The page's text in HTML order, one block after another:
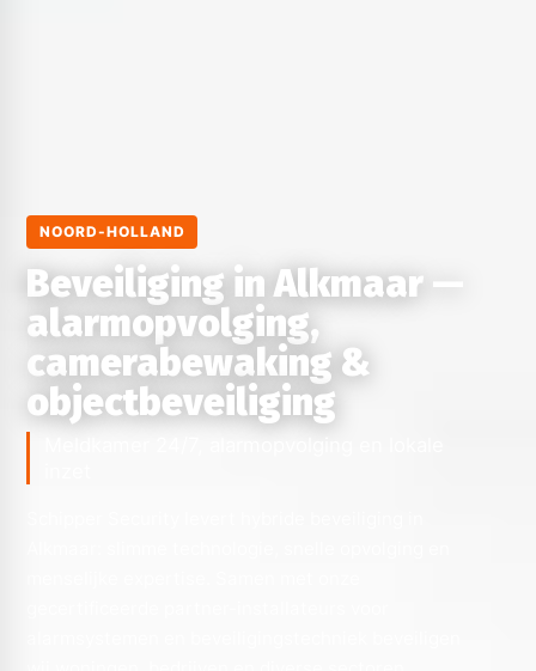
NOORD-HOLLAND
Beveiliging in Alkmaar —
alarmopvolging,
camerabewaking &
objectbeveiliging